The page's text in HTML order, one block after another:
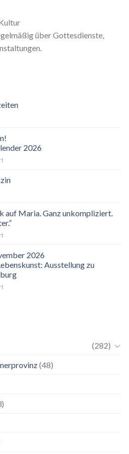
über Gottesdienste,
2026
für
sind
eingeladen!
auf Maria. Ganz unkompliziert.
für
hilft
der
Blick
auf
Maria.
2026
Ausstellung zu
für
Ausstellung
(282)
(48)